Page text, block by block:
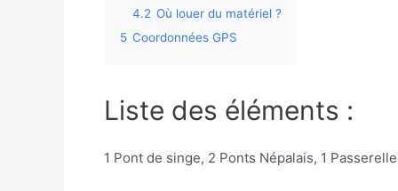
4.2 Où louer du matériel ?
5 Coordonnées GPS
Liste des éléments :
1 Pont de singe, 2 Ponts Népalais, 1